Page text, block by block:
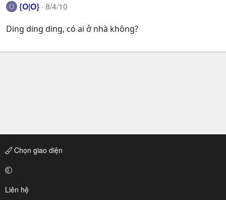
O {O|O} 8/4/10
Ding ding ding, có ai ở nhà không?
Chọn giao diện
Liên hệ